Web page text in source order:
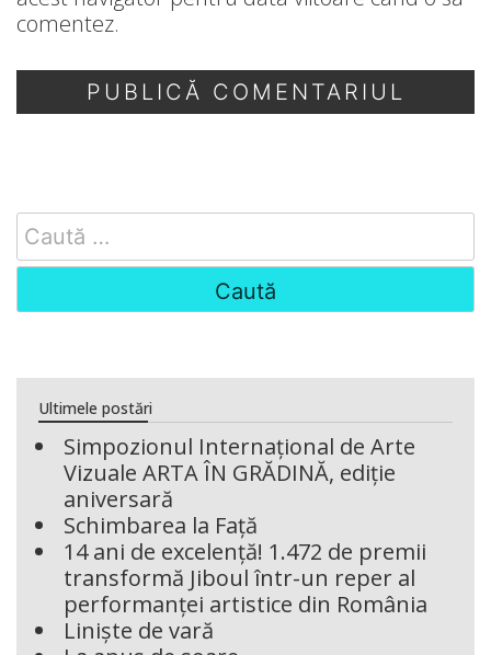
comentez.
Search
for:
Ultimele postări
Simpozionul Internațional de Arte
Vizuale ARTA ÎN GRĂDINĂ, ediție
aniversară
Schimbarea la Față
14 ani de excelență! 1.472 de premii
transformă Jiboul într-un reper al
performanței artistice din România
Liniște de vară